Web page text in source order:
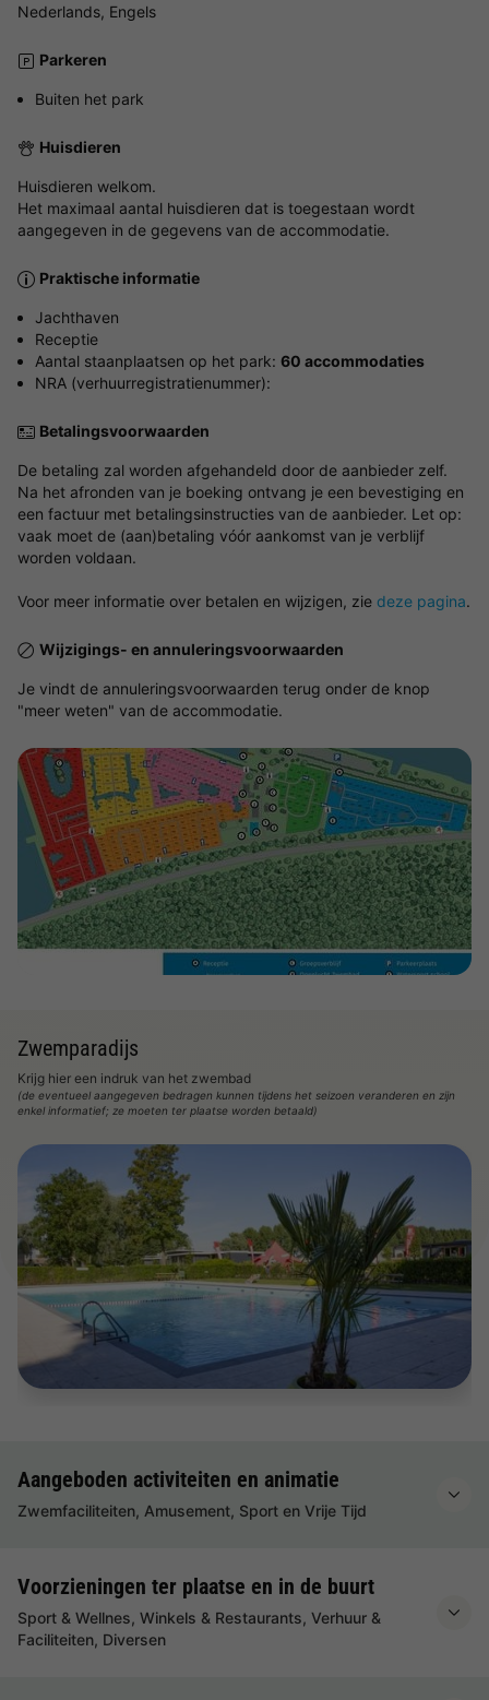
Nederlands, Engels
Parkeren
Buiten het park
Huisdieren
Huisdieren welkom.
Het maximaal aantal huisdieren dat is toegestaan wordt
aangegeven in de gegevens van de accommodatie.
Praktische informatie
Jachthaven
Receptie
Aantal staanplaatsen op het park: 60 accommodaties
NRA (verhuurregistratienummer):
Betalingsvoorwaarden
De betaling zal worden afgehandeld door de aanbieder zelf.
Na het afronden van je boeking ontvang je een bevestiging en
een factuur met betalingsinstructies van de aanbieder. Let op:
vaak moet de (aan)betaling vóór aankomst van je verblijf
worden voldaan.
Voor meer informatie over betalen en wijzigen, zie deze pagina.
Wijzigings- en annuleringsvoorwaarden
Je vindt de annuleringsvoorwaarden terug onder de knop
"meer weten" van de accommodatie.
Bekijk de kaart
Zwemparadijs
Krijg hier een indruk van het zwembad
(de eventueel aangegeven bedragen kunnen tijdens het seizoen veranderen en zijn
enkel informatief; ze moeten ter plaatse worden betaald)
Aangeboden activiteiten en animatie
Zwemfaciliteiten, Amusement, Sport en Vrije Tijd
Voorzieningen ter plaatse en in de buurt
Sport & Wellnes, Winkels & Restaurants, Verhuur &
Faciliteiten, Diversen